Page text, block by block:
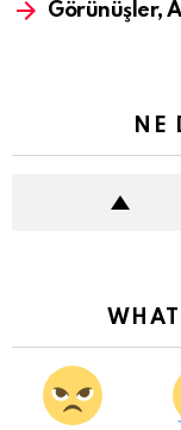
Görünüşler,
NE